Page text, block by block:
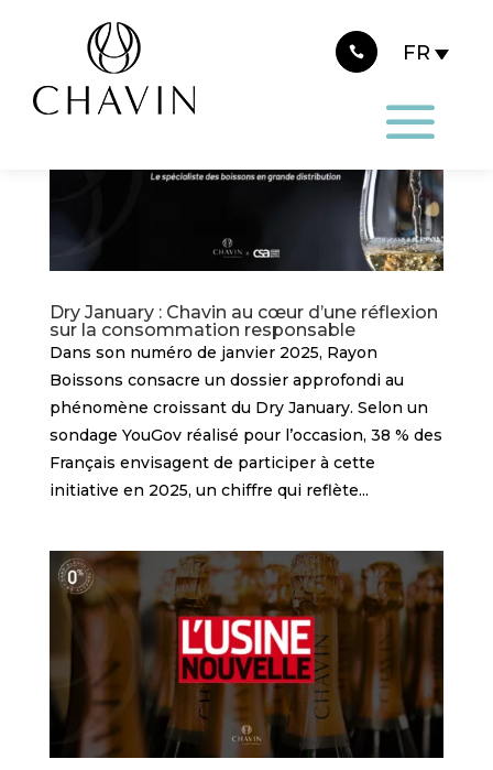
Dry January : Chavin au cœur d’une réflexion
sur la consommation responsable
Dans son numéro de janvier 2025, Rayon
Boissons consacre un dossier approfondi au
phénomène croissant du Dry January. Selon un
sondage YouGov réalisé pour l’occasion, 38 % des
Français envisagent de participer à cette
initiative en 2025, un chiffre qui reflète...